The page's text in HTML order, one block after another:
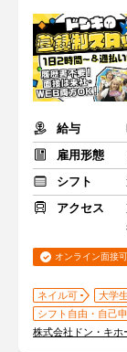
給与
雇用形態
シフト
アクセス
オンライン面接可
ネイル可 大学
シフト自由・自己
株式会社ドン・キホ